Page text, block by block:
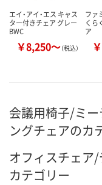
エイ・アイ・エス キャス
ター付きチェア グレー
BWC
￥8,250～（税込）
ファ
くら
ア
会議用椅子/ミ
ングチェアのカ
オフィスチェア
カテゴリー